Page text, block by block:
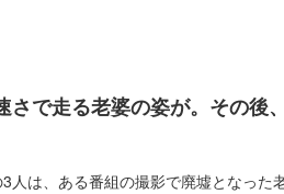
で走る老婆の姿が。その後
は、ある番組の撮影で廃墟となった